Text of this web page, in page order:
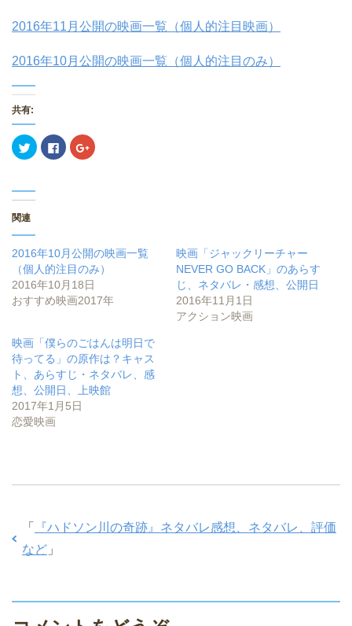
2016年11月公開の映画一覧（個人的注目映画）
2016年10月公開の映画一覧（個人的注目のみ）
共有:
ク
リ
て
T
t
e
r
で
共
有
(
新
ィ
ン
ド
ウ
で
開
き
ま
す
)
F
a
す
る
に
は
ク
リ
ッ
く
だ
さ
い
(
新
し
い
き
ク
リ
e
+
で
共
有
(
新
ィ
ン
ド
ウ
で
開
き
関連
2016年10月公開の映画一覧
（個人的注目のみ）
2016年10月18日
おすすめ映画2017年
映画「ジャックリーチャー
NEVER GO BACK」のあらす
じ、ネタバレ・感想、公開日
2016年11月1日
アクション映画
映画「僕らのごはんは明日で
待ってる」の原作は？キャス
ト、あらすじ・ネタバレ、感
想、公開日、上映館
2017年1月5日
恋愛映画
「
『ハドソン川の奇跡』ネタバレ感想、ネタバレ、評価
など 」